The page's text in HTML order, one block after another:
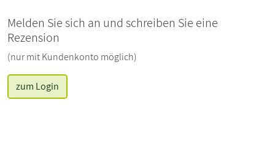
Melden Sie sich an und schreiben Sie eine
Rezension
(nur mit Kundenkonto möglich)
zum Login